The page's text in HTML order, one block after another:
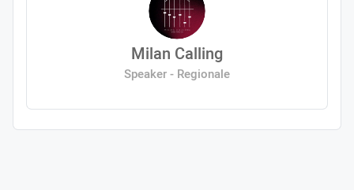
Milan Calling
Speaker - Regionale